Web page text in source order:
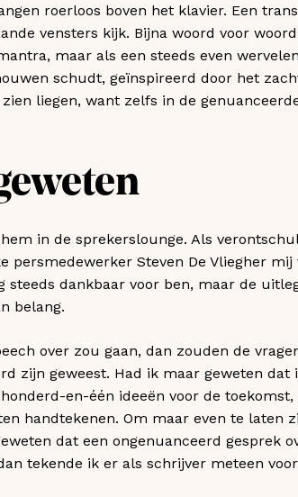
roerloos boven het klavier. Een
vensters kijk. Bijna woord voor
maar als een steeds even
schudt, geïnspireerd door het
liegen, want zelfs in de
in de sprekerslounge. Als
persmedewerker Steven De Vliegher
steeds dankbaar voor ben, maar de
belang.
over zou gaan, dan zouden de
zijn geweest. Had ik maar geweten dat
en-één ideeën voor de
handtekenen. Om maar even te laten
dat een ongenuanceerd gesprek
tekende ik er als schrijver meteen